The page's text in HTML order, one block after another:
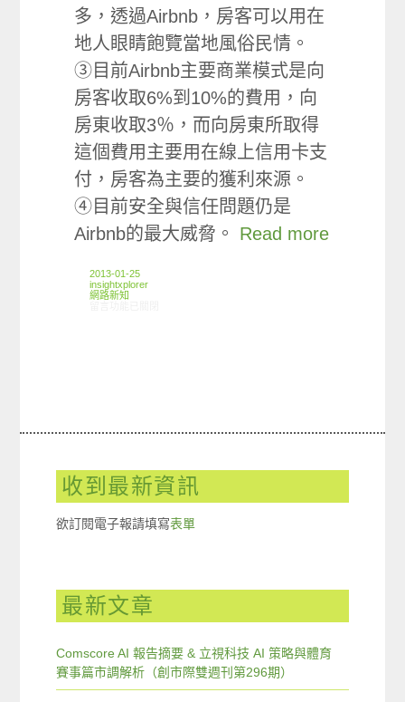
多，透過Airbnb，房客可以用在
地人眼睛飽覽當地風俗民情。
③目前Airbnb主要商業模式是向
房客收取6%到10%的費用，向
房東收取3％，而向房東所取得
這個費用主要用在線上信用卡支
付，房客為主要的獲利來源。
④目前安全與信任問題仍是
Airbnb的最大威脅。 Read more
2013-01-25
insightxplorer
網路新知
收到最新資訊
欲訂閱電子報請填寫表單
最新文章
Comscore AI 報告摘要 & 立視科技 AI 策略與體育
賽事篇市調解析（創市際雙週刊第296期）